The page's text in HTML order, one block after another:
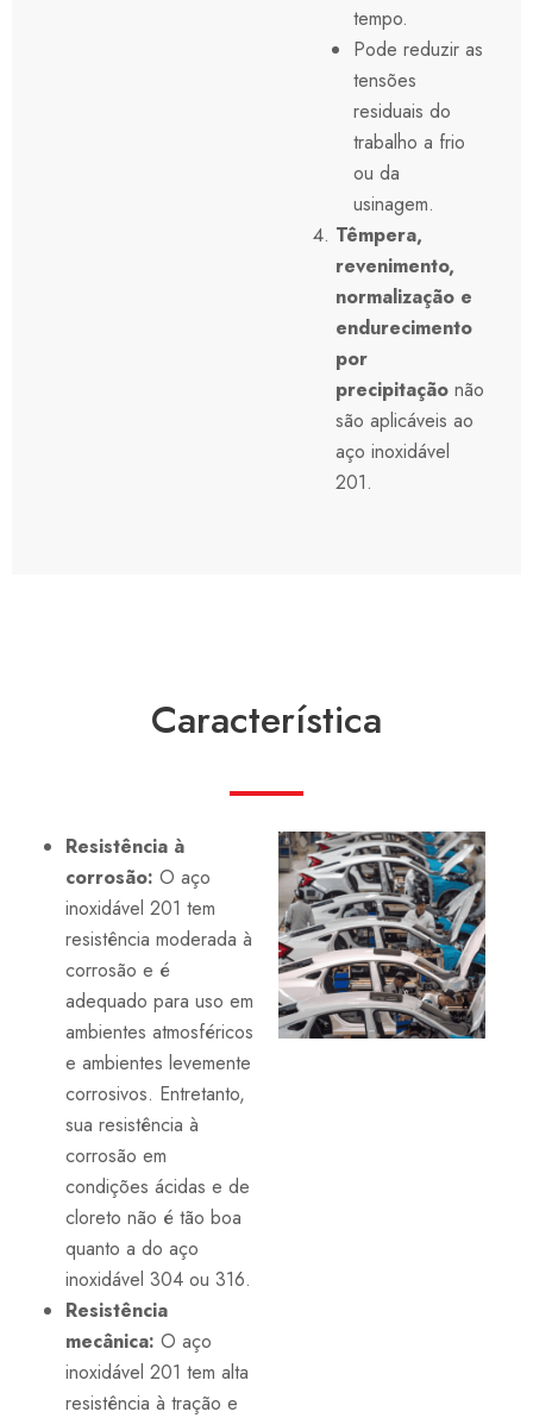
tempo.
Pode reduzir as
tensões
residuais do
trabalho a frio
ou da
usinagem.
Têmpera,
revenimento,
normalização e
endurecimento
por
precipitação não
são aplicáveis ao
aço inoxidável
201.
Característica
Resistência à
corrosão: O aço
inoxidável 201 tem
resistência moderada à
corrosão e é
adequado para uso em
ambientes atmosféricos
e ambientes levemente
corrosivos. Entretanto,
sua resistência à
corrosão em
condições ácidas e de
cloreto não é tão boa
quanto a do aço
inoxidável 304 ou 316.
Resistência
mecânica: O aço
inoxidável 201 tem alta
resistência à tração e